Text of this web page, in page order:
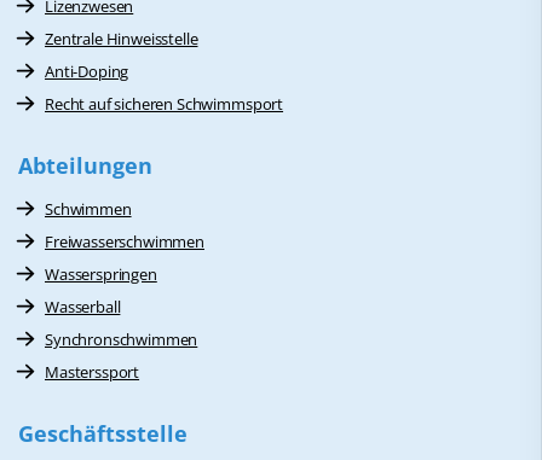
Lizenzwesen
Zentrale Hinweisstelle
Anti-Doping
Recht auf sicheren Schwimmsport
Abteilungen
Schwimmen
Freiwasserschwimmen
Wasserspringen
Wasserball
Synchronschwimmen
Masterssport
Geschäftsstelle